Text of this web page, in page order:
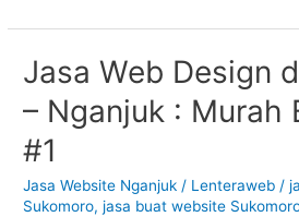
Jasa Web Design
– Nganjuk : Murah
#1
Jasa Website Nganjuk / Lenteraweb/
Sukomoro,jasa buat website
Jasa
Web
Design
di
Sukomoro
–
Nganjuk